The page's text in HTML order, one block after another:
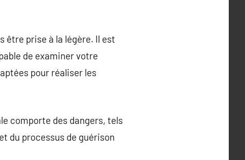
être prise à la légère. Il est
de examiner votre
pour réaliser les
comporte des dangers, tels
du processus de guérison